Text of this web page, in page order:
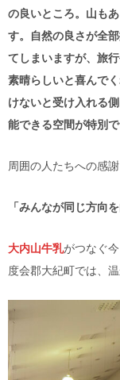
の良いところ。山も
す。自然の良さが全
てしまいますが、旅
素晴らしいと喜んで
けないと受け入れる
能できる空間が特別
周囲の人たちへの感
「みんなが同じ方向
大内山牛乳がつなぐ
度会郡大紀町では、